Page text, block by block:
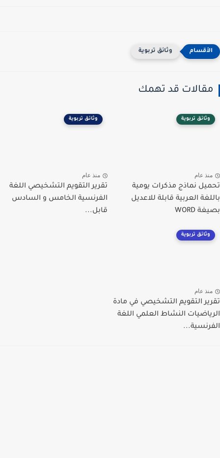
وثائق تربوية
مقالات قد تهمك
وثائق تربوية
منذ عام
تحميل نماذج مذكرات يومية
باللغة العربية قابلة للاعديل
بصيغة WORD
وثائق تربوية
منذ عام
تقرير التقويم التشخيصي اللغة
الفرنسية الخامس و السادس
قابل...
وثائق تربوية
منذ عام
تقرير التقويم التشخيصي في مادة
الرياضيات النشاط العلمي اللغة
الفرنسية...